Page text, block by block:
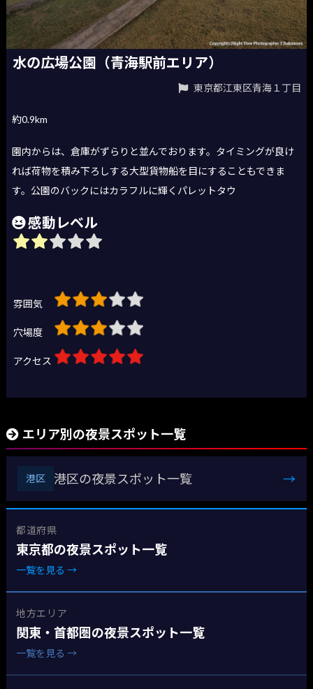
水の広場公園（青海駅前エリア）
東京都江東区青海１丁目
約0.9km
園内からは、倉庫がずらりと並んでおります。タイミングが良け
れば荷物を積み下ろしする大型貨物船を目にすることもできま
す。公園のバックにはカラフルに輝くパレットタウ
感動レベル
雰囲気
穴場度
アクセス
エリア別の夜景スポット一覧
港区 港区の夜景スポット一覧 →
都道府県
東京都の夜景スポット一覧
一覧を見る →
地方エリア
関東・首都圏の夜景スポット一覧
一覧を見る →